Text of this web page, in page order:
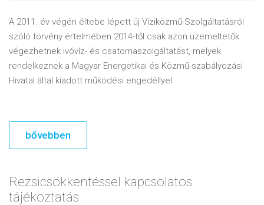
A 2011. év végén éltebe lépett új Víziközmű-Szolgáltatásról
szóló törvény értelmében 2014-től csak azon üzemeltetők
végezhetnek ivóvíz- és csatornaszolgáltatást, melyek
rendelkeznek a Magyar Energetikai és Közmű-szabályozási
Hivatal által kiadott működési engedéllyel.
bővebben
Rezsicsökkentéssel kapcsolatos
tájékoztatás